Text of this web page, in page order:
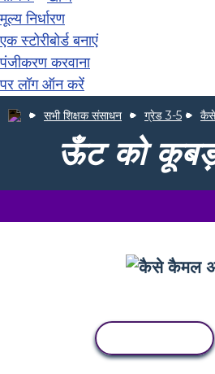
मूल्य निर्धारण
एक स्टोरीबोर्ड बनाएं
पंजीकरण करवाना
पर लॉग ऑन करें
सभी शिक्षक संसाधन ग्रेड 3-5
ऊँट को